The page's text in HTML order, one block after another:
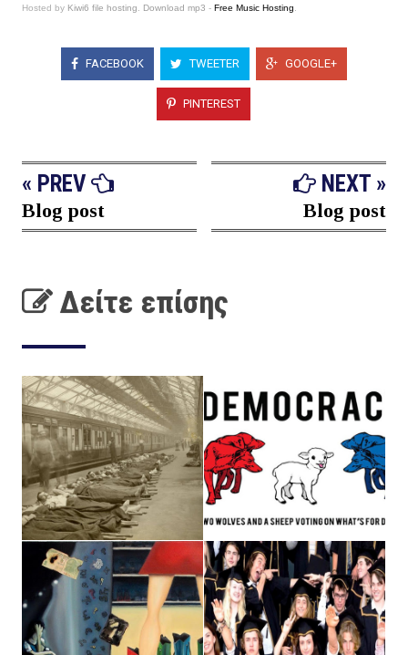
Hosted by Kiwi6 file hosting. Download mp3 - Free Music Hosting.
FACEBOOK TWEETER GOOGLE+
PINTEREST
« PREV
Blog post
NEXT »
Blog post
Δείτε επίσης